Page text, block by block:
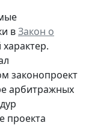
вЗакон о
законопроект
арбитражных
проекта